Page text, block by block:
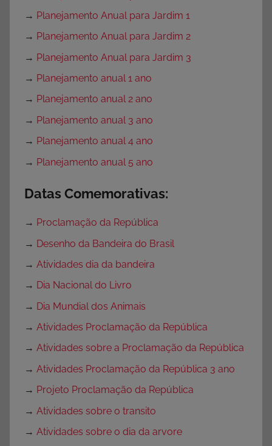
→ Planejamento Anual para Jardim 1
→ Planejamento Anual para Jardim 2
→ Planejamento Anual para Jardim 3
→ Planejamento anual 1 ano
→ Planejamento anual 2 ano
→ Planejamento anual 3 ano
→ Planejamento anual 4 ano
→ Planejamento anual 5 ano
Datas Comemorativas:
→ Proclamação da República
→ Desenho da Bandeira do Brasil
→ Atividades dia da bandeira
→ Dia Nacional do Livro
→ Dia Mundial dos Animais
→ Atividades Proclamação da República
→ Atividades sobre a Proclamação da República
→ Atividades Proclamação da República 3 ano
→ Projeto Proclamação da República
→ Atividades sobre o transito
→ Atividades sobre o dia da arvore